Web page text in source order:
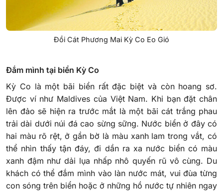
Đồi Cát Phương Mai Kỳ Co Eo Gió
Đắm mình tại biển Kỳ Co
Kỳ Co là một bãi biển rất đặc biệt và còn hoang sơ.
Được ví như Maldives của Việt Nam. Khi bạn đặt chân
lên đảo sẽ hiện ra trước mắt là một bãi cát trắng phau
trải dài dưới núi đá cao sừng sững. Nước biển ở đây có
hai màu rõ rệt, ở gần bờ là màu xanh lam trong vắt, có
thể nhìn thấy tận đáy, đi dần ra xa nước biển có màu
xanh đậm như dải lụa nhấp nhô quyến rũ vô cùng. Du
khách có thể đắm mình vào làn nước mát, vui đùa từng
con sóng trên biển hoặc ở những hồ nước tự nhiên ngay